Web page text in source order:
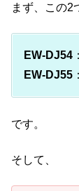
まず、この2
EW-DJ54
EW-DJ55
です。
そして、